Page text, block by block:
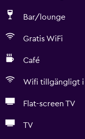
Bar/lounge
Gratis WiFi
Café
Wifi tillgängligt i
Flat-screen TV
TV